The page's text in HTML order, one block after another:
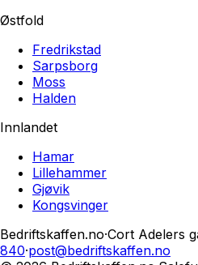
Østfold
Fredrikstad
Sarpsborg
Moss
Halden
Innlandet
Hamar
Lillehammer
Gjøvik
Kongsvinger
Bedriftskaffen.no·Cort Adelers
840·post@bedriftskaffen.no